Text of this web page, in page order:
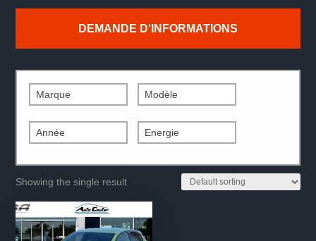
DEMANDE D'INFORMATIONS
Marque Modèle
Année Energie
Showing the single result